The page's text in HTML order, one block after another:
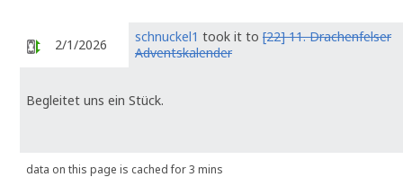
2/1/2026 schnuckel1 took it to [22] 11. Drachenfelser
Adventskalender
Begleitet uns ein Stück.
data on this page is cached for 3 mins